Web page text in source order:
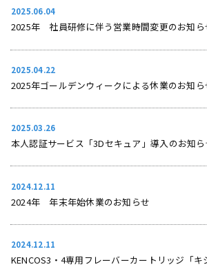
2025.06.04
2025年 社員研修に伴う営業時間変更のお知ら
2025.04.22
2025年ゴールデンウィークによる休業のお知ら
2025.03.26
本人認証サービス「3Dセキュア」導入のお知ら
2024.12.11
2024年 年末年始休業のお知らせ
2024.12.11
KENCOS3・4専用フレーバーカートリッジ「